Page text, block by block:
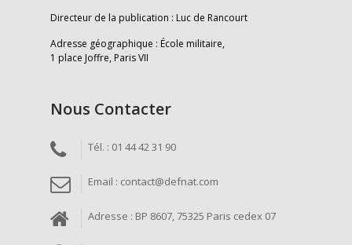
Directeur de la publication : Luc de Rancourt
Adresse géographique : École militaire,
1 place Joffre, Paris VII
Nous Contacter
Tél. : 01 44 42 31 90
Email : contact@defnat.com
Adresse : BP 8607, 75325 Paris cedex 07